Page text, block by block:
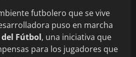
futbolero que se vive
puso en marcha
Fútbol, una iniciativa que
para los jugadores que